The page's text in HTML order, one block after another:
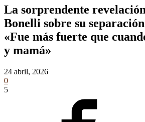
La sorprendente
Bonelli sobre su
«Fue más fuerte que
y mamá»
24 abril, 2026
0
5